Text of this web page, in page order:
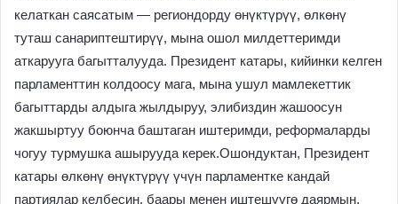
келаткан саясатым — региондорду өнүктүрүү, өлкөнү
туташ санариптештирүү, мына ошол милдеттеримди
аткарууга багытталууда. Президент катары, кийинки келген
парламенттин колдоосу мага, мына ушул мамлекеттик
багыттарды алдыга жылдыруу, элибиздин жашоосун
жакшыртуу боюнча баштаган иштеримди, реформаларды
чогуу турмушка ашырууда керек.Ошондуктан, Президент
катары өлкөнү өнүктүрүү үчүн парламентке кандай
партиялар келбесин, баары менен иштешүүгө даярмын.